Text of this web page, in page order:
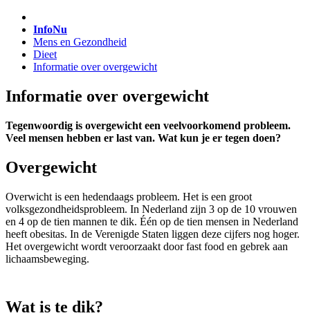
InfoNu
Mens en Gezondheid
Dieet
Informatie over overgewicht
Informatie over overgewicht
Tegenwoordig is overgewicht een veelvoorkomend probleem.
Veel mensen hebben er last van. Wat kun je er tegen doen?
Overgewicht
Overwicht is een hedendaags probleem. Het is een groot
volksgezondheidsprobleem. In Nederland zijn 3 op de 10 vrouwen
en 4 op de tien mannen te dik. Één op de tien mensen in Nederland
heeft obesitas. In de Verenigde Staten liggen deze cijfers nog hoger.
Het overgewicht wordt veroorzaakt door fast food en gebrek aan
lichaamsbeweging.
Wat is te dik?